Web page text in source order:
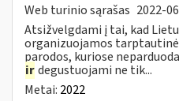
Web turinio sąrašas 2022-
Atsižvelgdami į tai, kad
organizuojamos
parodos, kuriose
irdegustuojami ne tik...
Metai: 2022